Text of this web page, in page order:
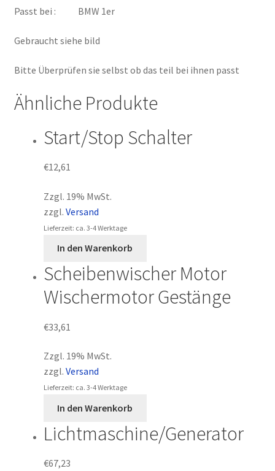
Passt bei : BMW 1er
Gebraucht siehe bild
Bitte Überprüfen sie selbst ob das teil bei ihnen passt
Ähnliche Produkte
Start/Stop Schalter
€12,61
Zzgl. 19% MwSt.
zzgl. Versand
Lieferzeit: ca. 3-4 Werktage
In den Warenkorb
Scheibenwischer Motor
Wischermotor Gestänge
€33,61
Zzgl. 19% MwSt.
zzgl. Versand
Lieferzeit: ca. 3-4 Werktage
In den Warenkorb
Lichtmaschine/Generator
€67,23